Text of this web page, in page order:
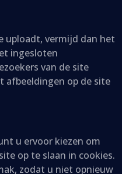
uploadt, vermijd dan het
ingesloten
van de site
afbeeldingen op de site
u ervoor kiezen om
op te slaan in cookies.
zodat u niet opnieuw